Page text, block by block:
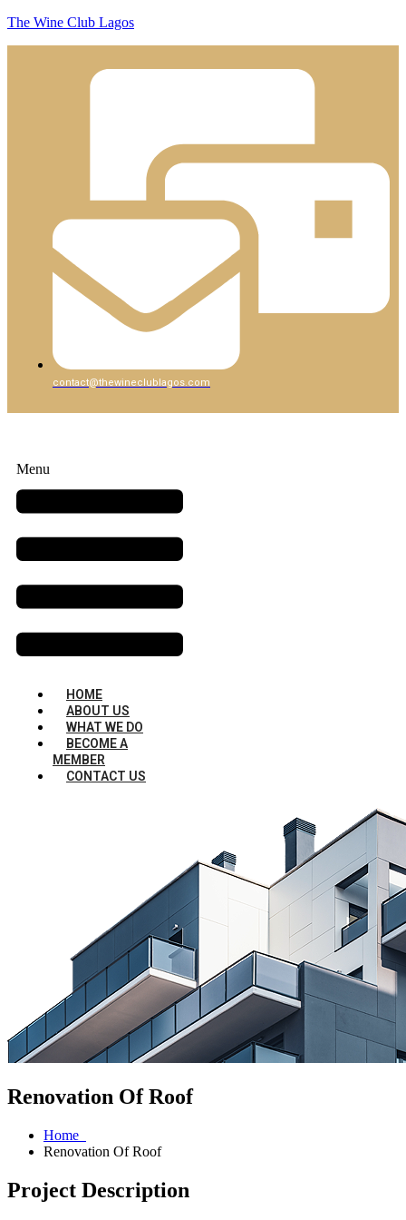
The Wine Club Lagos
contact@thewineclublagos.com
Menu
HOME
ABOUT US
WHAT WE DO
BECOME A
MEMBER
CONTACT US
Renovation Of Roof
Home
Renovation Of Roof
Project Description